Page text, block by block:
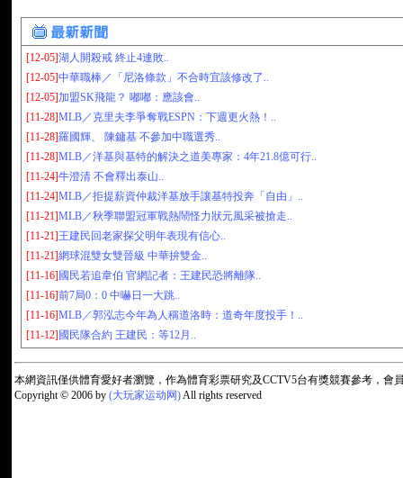
[12-05]湖人開殺戒 終止4連敗..
[12-05]中華職棒／「尼洛條款」不合時宜該修改了..
[12-05]加盟SK飛龍？ 嘟嘟：應該會..
[11-28]MLB／克里夫李爭奪戰ESPN：下週更火熱！..
[11-28]羅國輝、 陳鏞基 不參加中職選秀..
[11-28]MLB／洋基與基特的解決之道美專家：4年21.8億可行..
[11-24]牛澄清 不會釋出泰山..
[11-24]MLB／拒提薪資仲裁洋基放手讓基特投奔「自由」..
[11-21]MLB／秋季聯盟冠軍戰熱鬧怪力狀元風采被搶走..
[11-21]王建民回老家探父明年表現有信心..
[11-21]網球混雙女雙晉級 中華拚雙金..
[11-16] 國民若追韋伯 官網記者：王建民恐將離隊..
[11-16]前7局0：0 中嚇日一大跳..
[11-16]MLB／郭泓志今年為人稱道洛時：道奇年度投手！..
[11-12] 國民隊合約 王建民：等12月..
本網資訊僅供體育愛好者瀏覽，作為體育彩票研究及CCTV5台有獎競賽參考，
Copyright © 2006 by (大玩家运动网)All rights reserved